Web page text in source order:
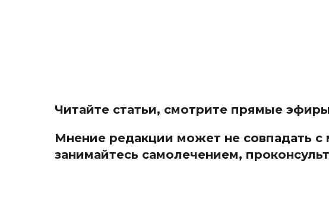
Читайте статьи, смотрите прямые
Мнение редакции может не совпадать
занимайтесь самолечением,